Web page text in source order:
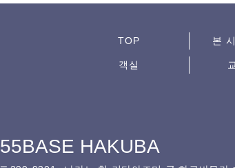
TOP
객실
본
55BASE HAKUBA